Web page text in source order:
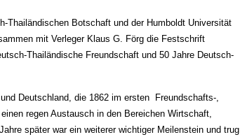
Thailändischen Botschaft und der Humboldt Universität
mit Verleger Klaus G. Förg die Festschrift
Thailändische Freundschaft und 50 Jahre Deutsch-
Deutschland, die 1862 im ersten Freundschafts-,
regen Austausch in den Bereichen Wirtschaft,
später war ein weiterer wichtiger Meilenstein und trug